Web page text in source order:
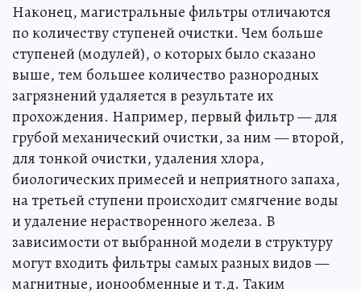
Наконец, магистральные фильтры отличаются
по количеству ступеней очистки. Чем больше
ступеней (модулей), о которых было сказано
выше, тем большее количество разнородных
загрязнений удаляется в результате их
прохождения. Например, первый фильтр — для
грубой механический очистки, за ним — второй,
для тонкой очистки, удаления хлора,
биологических примесей и неприятного запаха,
на третьей ступени происходит смягчение воды
и удаление нерастворенного железа. В
зависимости от выбранной модели в структуру
могут входить фильтры самых разных видов —
магнитные, ионообменные и т.д. Таким